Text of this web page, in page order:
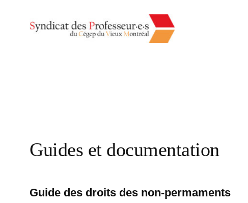
Guides et documentation
Guide des droits des non-permaments